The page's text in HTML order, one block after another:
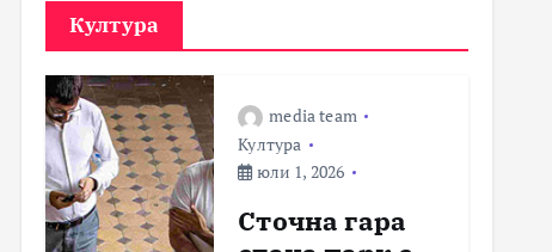
Култура
media team
Култура
юли 1, 2026
Сточна гара